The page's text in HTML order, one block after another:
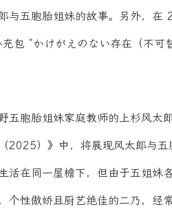
与五胞胎姐妹的故事。另外，
包 “かけがえのない存在（不可
五胞胎姐妹家庭教师的上杉风太
2025）》中，将展现风太郎与五
活在同一屋檐下，但由于五姐妹
个性傲娇且厨艺绝佳的二乃，经